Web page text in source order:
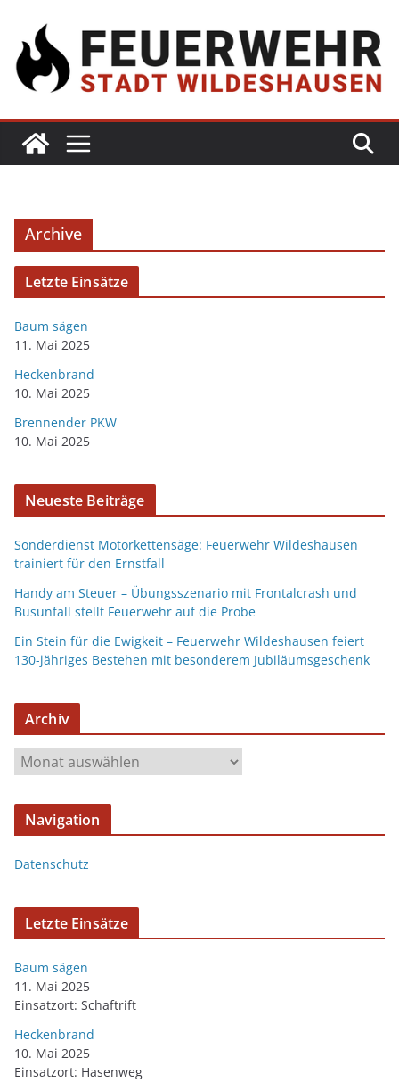
Archive
Letzte Einsätze
Baum sägen
11. Mai 2025
Heckenbrand
10. Mai 2025
Brennender PKW
10. Mai 2025
Neueste Beiträge
Sonderdienst Motorkettensäge: Feuerwehr Wildeshausen
trainiert für den Ernstfall
Handy am Steuer – Übungsszenario mit Frontalcrash und
Busunfall stellt Feuerwehr auf die Probe
Ein Stein für die Ewigkeit – Feuerwehr Wildeshausen feiert
130-jähriges Bestehen mit besonderem Jubiläumsgeschenk
Archiv
Navigation
Datenschutz
Letzte Einsätze
Baum sägen
11. Mai 2025
Einsatzort: Schaftrift
Heckenbrand
10. Mai 2025
Einsatzort: Hasenweg